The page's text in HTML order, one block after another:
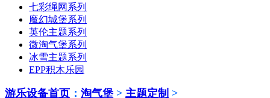
七彩绳网系列
魔幻城堡系列
英伦主题系列
微淘气堡系列
冰雪主题系列
EPP积木乐园
游乐设备首页 ： 淘气堡 > 主题定制 >